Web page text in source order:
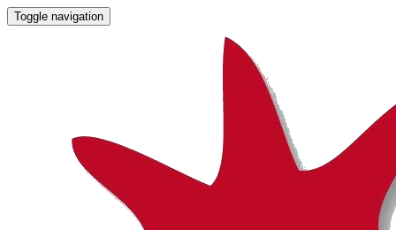
Toggle navigation